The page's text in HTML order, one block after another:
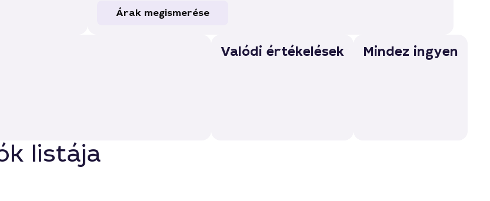
Árak megismerése
Valódi értékelések Mindez ingyen
listája